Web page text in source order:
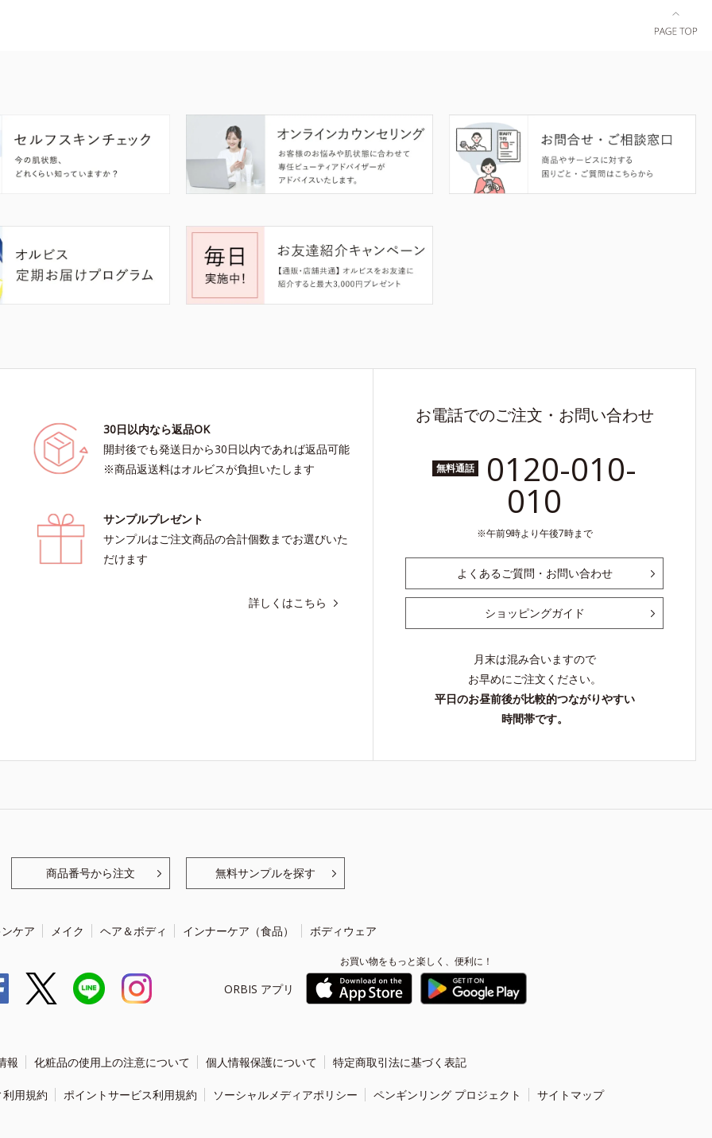
30日以内なら返品OK
開封後でも発送日から30日以内であれば返品可能
※商品返送料はオルビスが負担いたします
サンプルプレゼント
サンプルはご注文商品の合計個数までお選びいた
だけます
詳しくはこちら
お電話でのご注文・お問い合わせ
無料通話 0120-010-
010
午前9時より午後7時まで
よくあるご質問・お問い合わせ
ショッピングガイド
月末は混み合いますので
お早めにご注文ください。
平日のお昼前後が比較的つながりやすい
時間帯です。
商品番号から注文 無料サンプルを探す
ケア メイク ヘア＆ボディ インナーケア（食品） ボディウェア
ORBIS アプリ
お買い物をもっと楽しく、便利に！
報 化粧品の使用上の注意について 個人情報保護について 特定商取引法に基づく表記
用規約 ポイントサービス利用規約 ソーシャルメディアポリシー ペンギンリング プロジェクト サイトマップ